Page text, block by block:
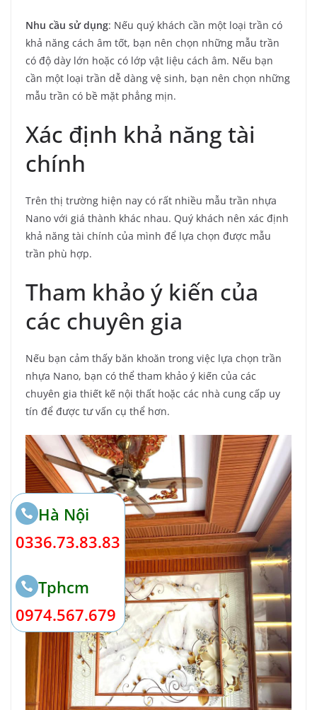
Nhu cầu sử dụng: Nếu quý khách cần một loại trần có
khả năng cách âm tốt, bạn nên chọn những mẫu trần
có độ dày lớn hoặc có lớp vật liệu cách âm. Nếu bạn
cần một loại trần dễ dàng vệ sinh, bạn nên chọn những
mẫu trần có bề mặt phẳng mịn.
Xác định khả năng tài
chính
Trên thị trường hiện nay có rất nhiều mẫu trần nhựa
Nano với giá thành khác nhau. Quý khách nên xác định
khả năng tài chính của mình để lựa chọn được mẫu
trần phù hợp.
Tham khảo ý kiến của
các chuyên gia
Nếu bạn cảm thấy băn khoăn trong việc lựa chọn trần
nhựa Nano, bạn có thể tham khảo ý kiến của các
chuyên gia thiết kế nội thất hoặc các nhà cung cấp uy
tín để được tư vấn cụ thể hơn.
Hà Nội
0336.73.83.83
Tphcm
0974.567.679